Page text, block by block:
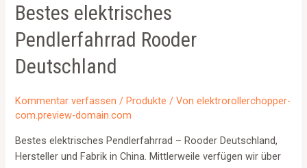
Bestes elektrisches
Pendlerfahrrad Rooder
Deutschland
Kommentar verfassen / Produkte / Vonelektrorollerchopper-
com.preview-domain.com
Bestes elektrisches Pendlerfahrrad – Rooder Deutschland,
Hersteller und Fabrik in China. Mittlerweile verfügen wir über